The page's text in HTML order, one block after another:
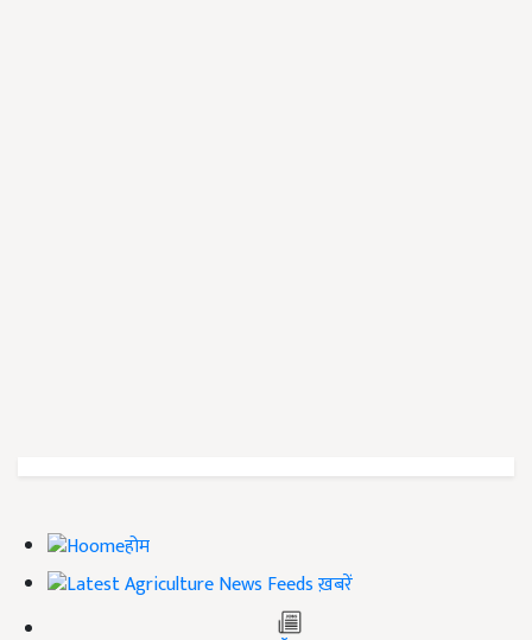
होम
ख़बरें